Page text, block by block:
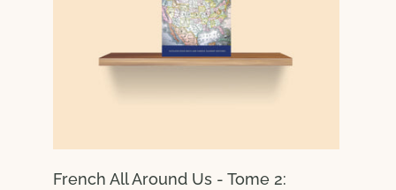
French All Around Us - Tome 2: